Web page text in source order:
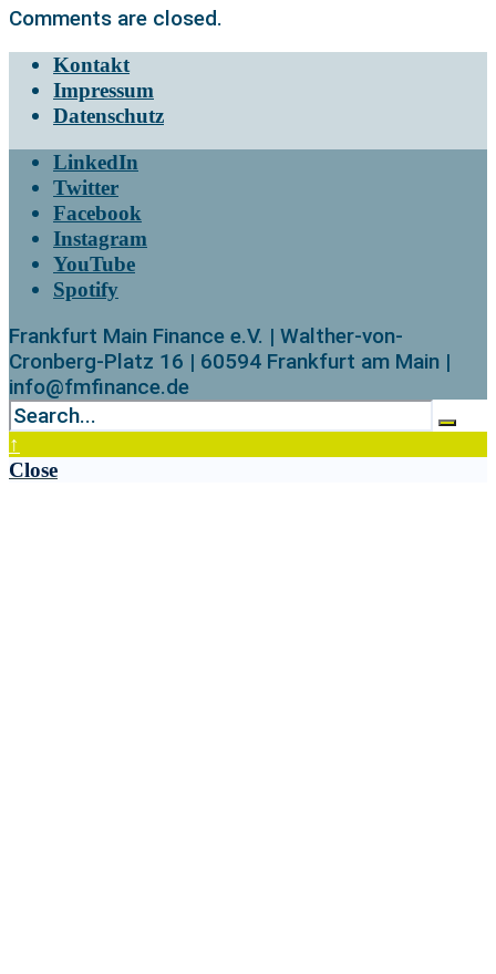
Comments are closed.
Kontakt
Impressum
Datenschutz
LinkedIn
Twitter
Facebook
Instagram
YouTube
Spotify
Frankfurt Main Finance e.V. | Walther-von-
Cronberg-Platz 16 | 60594 Frankfurt am Main |
info@fmfinance.de
↑
Close